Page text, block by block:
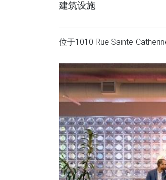
建筑设施
位于1010 Rue Sainte-